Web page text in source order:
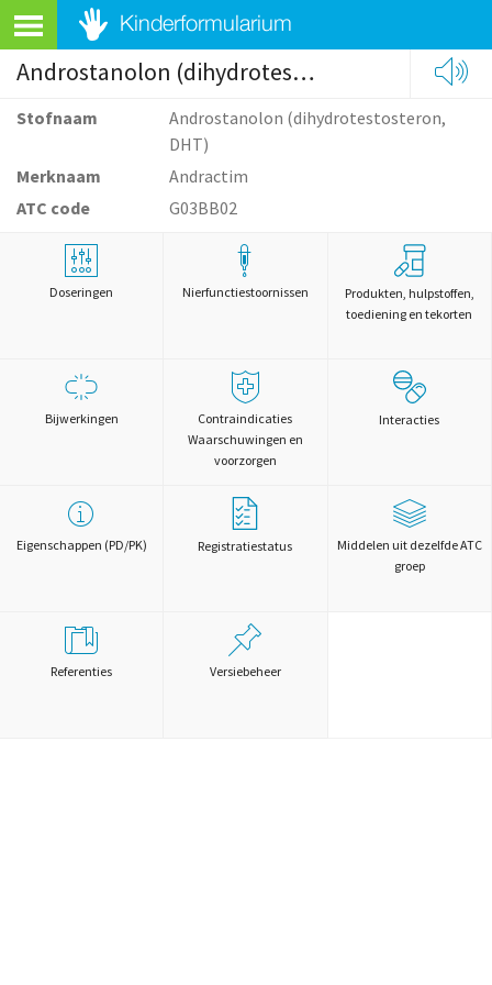
Androstanolon (dihydrotestosteron, DHT)
Stofnaam
Androstanolon (dihydrotestosteron,
DHT)
Merknaam
Andractim
ATC code
G03BB02
Doseringen Nierfunctiestoornissen
Produkten, hulpstoffen,
toediening en tekorten
Bijwerkingen
Contraindicaties
Waarschuwingen en
voorzorgen
Interacties
Eigenschappen (PD/PK) Registratiestatus
Middelen uit dezelfde ATC
groep
Referenties Versiebeheer